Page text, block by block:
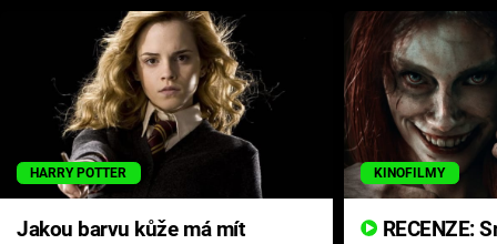
HARRY POTTER
Jakou barvu kůže má mít
KINOFILMY